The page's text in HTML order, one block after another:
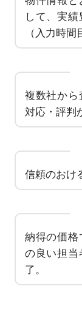
して、実績
（入力時間
複数社から
対応・評判
信頼のおけ
納得の価格
の良い担当
了。